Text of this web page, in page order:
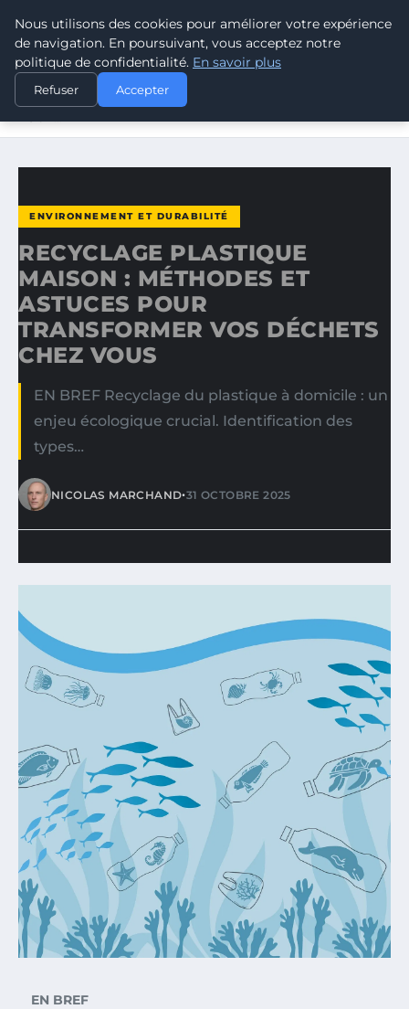
CLIMATE RESPONSE BLOG
ACCUEIL
ENVIRONNEMENT ET DURABILITÉ
RECYCLAGE PLASTIQUE MAISON : MÉTHODES ET ASTUCES
ENVIRONNEMENT ET DURABILITÉ
RECYCLAGE PLASTIQUE
MAISON : MÉTHODES ET
ASTUCES POUR
TRANSFORMER VOS DÉCHETS
CHEZ VOUS
EN BREF Recyclage du plastique à domicile : un
enjeu écologique crucial. Identification des
types…
NICOLAS MARCHAND•31 OCTOBRE 2025
EN BREF
Nous utilisons des cookies pour améliorer votre expérience
de navigation. En poursuivant, vous acceptez notre
politique de confidentialité. En savoir plus
Refuser Accepter